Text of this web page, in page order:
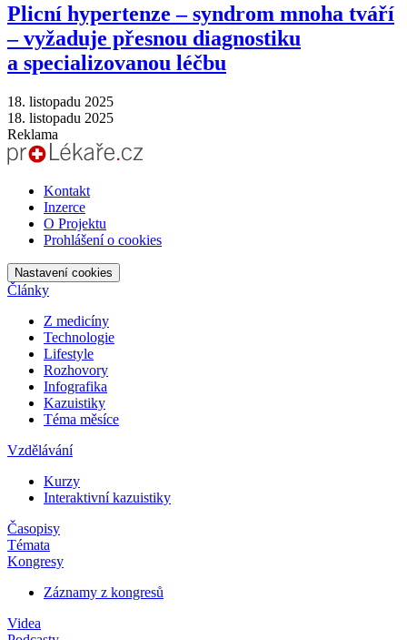
Plicní hypertenze –⁠ syndrom mnoha tváří
–⁠ vyžaduje přesnou diagnostiku
a specializovanou léčbu
18. listopadu 2025
18. listopadu 2025
Reklama
Kontakt
Inzerce
O Projektu
Prohlášení o cookies
Nastavení cookies
Články
Z medicíny
Technologie
Lifestyle
Rozhovory
Infografika
Kazuistiky
Téma měsíce
Vzdělávání
Kurzy
Interaktivní kazuistiky
Časopisy
Témata
Kongresy
Záznamy z kongresů
Videa